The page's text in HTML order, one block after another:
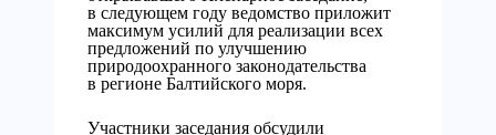
в следующем году ведомство приложит
максимум усилий для реализации всех
предложений по улучшению
природоохранного законодательства
в регионе Балтийского моря.
Участники заседания обсудили